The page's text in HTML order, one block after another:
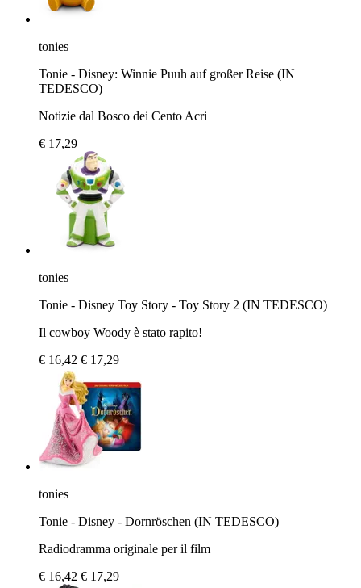
tonies
Tonie - Disney: Winnie Puuh auf großer Reise (IN
TEDESCO)
Notizie dal Bosco dei Cento Acri
€ 17,29
tonies
Tonie - Disney Toy Story - Toy Story 2 (IN TEDESCO)
Il cowboy Woody è stato rapito!
€ 16,42 € 17,29
tonies
Tonie - Disney - Dornröschen (IN TEDESCO)
Radiodramma originale per il film
€ 16,42 € 17,29